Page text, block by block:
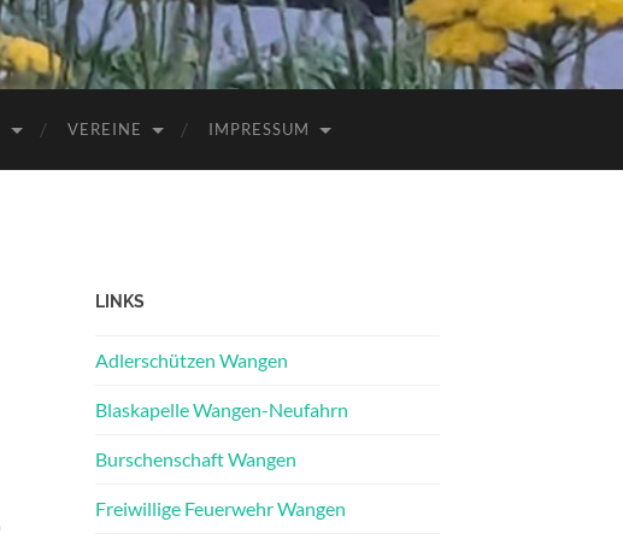
VEREINE IMPRESSUM
LINKS
Adlerschützen Wangen
Blaskapelle Wangen-Neufahrn
Burschenschaft Wangen
Freiwillige Feuerwehr Wangen